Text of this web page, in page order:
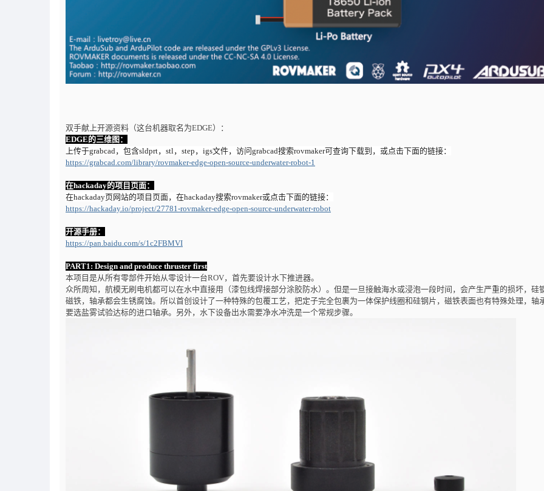
双手献上开源资料（这台机器取名为EDGE）：
EDGE的三维图：
上传于grabcad，包含sldprt，stl，step，igs文件，访问grabcad搜索rovmaker可查询下载到，或点击下面的链接：
https://grabcad.com/library/rovmaker-edge-open-source-underwater-robot-1
在hackaday的项目页面：
在hackaday页网站的项目页面，在hackaday搜索rovmaker或点击下面的链接：
https://hackaday.io/project/27781-rovmaker-edge-open-source-underwater-robot
开源手册：
https://pan.baidu.com/s/1c2FBMVI
PART1: Design and produce thruster first
本项目是从所有零部件开始从零设计一台ROV，首先要设计水下推进器。
众所周知，航模无刷电机都可以在水中直接用（漆包线焊接部分涂胶防水）。但是一旦接触海水或浸泡一段时间，会产生严重的损坏，硅
磁铁，轴承都会生锈腐蚀。所以首创设计了一种特殊的包覆工艺，把定子完全包裹为一体保护线圈和硅钢片，磁铁表面也有特殊处理，轴
要选盐雾试验达标的进口轴承。另外，水下设备出水需要净水冲洗是一个常规步骤。